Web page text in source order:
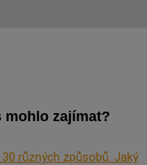
mohlo zajímat?
různých způsobů. Jaký